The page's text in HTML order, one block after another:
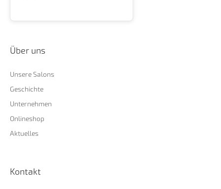
Über uns
Unsere Salons
Geschichte
Unternehmen
Onlineshop
Aktuelles
Kontakt